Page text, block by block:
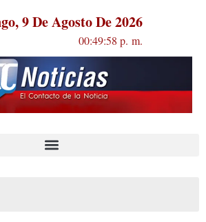
9 De Agosto De 2026
00:49:58 p. m.